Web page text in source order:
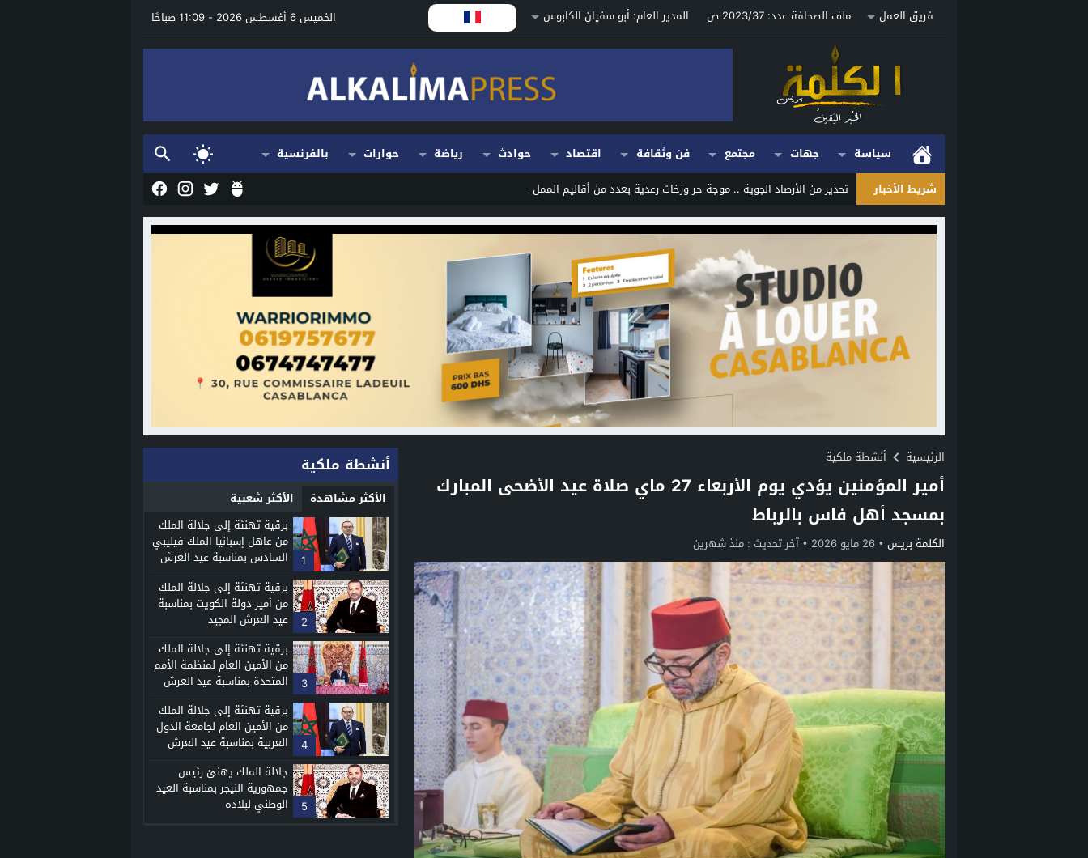
فريق العمل ملف الصحافة عدد: 2023/37 ص المدير العام: أبو سفيان الكابوس الخميس 6 أغسطس 2026 - 11:09 صباحًا
سياسة جهات مجتمع فن وثقافة اقتصاد حوادث رياضة حوارات
بالفرنسية
شريط الأخبار
تحذير من الأرصاد الجوية .. موجة حر وزخات رعدية بعدد من أقاليم المملكة
Stop
Next
الرئيسية أنشطة ملكية
أمير المؤمنين يؤدي يوم الأربعاء 27 ماي صلاة عيد الأضحى المبارك
بمسجد أهل فاس بالرباط
الكلمة بريس 26 مايو 2026 آخر تحديث : منذ شهرين
أنشطة ملكية
الأكثر مشاهدة الأكثر شعبية
1
برقية تهنئة إلى جلالة الملك
من عاهل إسبانيا الملك فيليبي
السادس بمناسبة عيد العرش
2
برقية تهنئة إلى جلالة الملك
من أمير دولة الكويت بمناسبة
عيد العرش المجيد
3
برقية تهنئة إلى جلالة الملك
من الأمين العام لمنظمة الأمم
المتحدة بمناسبة عيد العرش
4
برقية تهنئة إلى جلالة الملك
من الأمين العام لجامعة الدول
العربية بمناسبة عيد العرش
5
جلالة الملك يهنئ رئيس
جمهورية النيجر بمناسبة العيد
الوطني لبلاده